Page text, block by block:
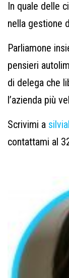
In quale delle
nella gestione
Parliamone
pensieri
di delega che
l’azienda più
Scrivimi a
contattami al